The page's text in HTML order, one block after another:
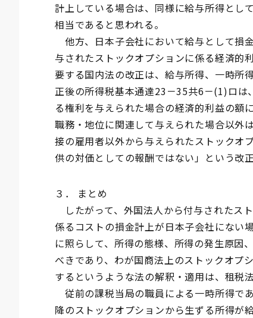
計上している場合は、同様に給与所得とし
相当であると思われる。
他方、日本子会社において給与として損
与されたストックオプションに係る経済的
要する国内法の改正は、給与所得、一時所
正後の所得税基本通達23－35共6－(1)ロは
る権利を与えられた場合の経済的利益の額
職務・地位に関連して与えられた場合以外
接の雇用者以外から与えられたストックオ
供の対価としての報酬ではない」という改
３． まとめ
したがって、外国法人から付与されたス
係るコストの損金計上が日本子会社にない
に照らして、所得の態様、所得の発生原因
べきであり、わが国商法上のストックオプ
するというような法の解釈・適用は、租税
従前の課税当局の職員による一時所得で
降のストックオプションから生ずる所得が